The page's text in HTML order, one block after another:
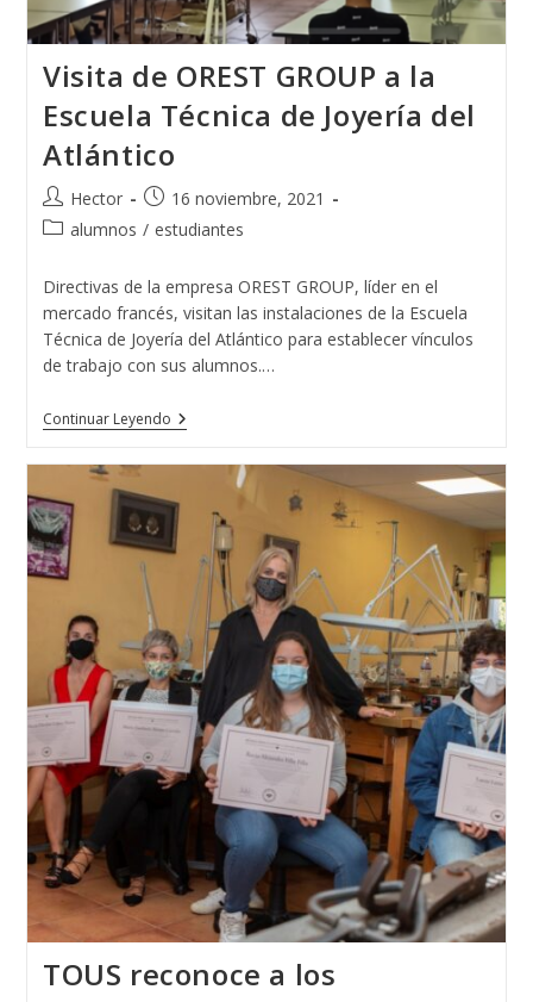
Visita de OREST GROUP a la
Escuela Técnica de Joyería del
Atlántico
Autor
de
Hector
Publicación
de
16 noviembre, 2021
Categoría
la
entrada:
alumnos / estudiantes
Directivas de la empresa OREST GROUP, líder en el
mercado francés, visitan las instalaciones de la Escuela
Técnica de Joyería del Atlántico para establecer vínculos
de trabajo con sus alumnos.…
Continuar LeyendoVisita
De
La
Escuela
Técnica
Joyería
Atlántico
TOUS reconoce a los